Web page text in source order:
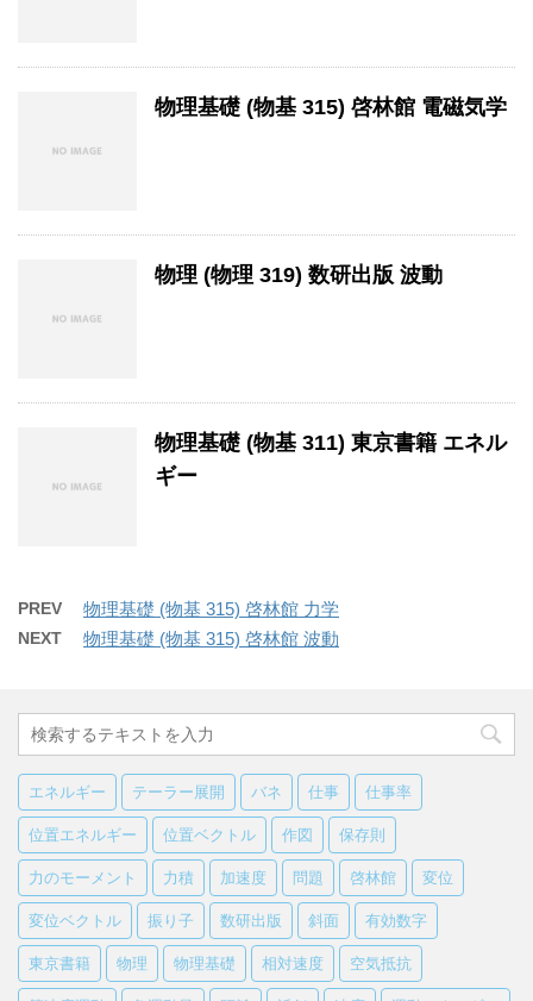
物理基礎 (物基 315) 啓林館 電磁気学
物理 (物理 319) 数研出版 波動
物理基礎 (物基 311) 東京書籍 エネル
ギー
PREV 物理基礎 (物基 315) 啓林館 力学
NEXT 物理基礎 (物基 315) 啓林館 波動
エネルギー テーラー展開 バネ 仕事 仕事率
位置エネルギー 位置ベクトル 作図 保存則
力のモーメント 力積 加速度 問題 啓林館 変位
変位ベクトル 振り子 数研出版 斜面 有効数字
東京書籍 物理 物理基礎 相対速度 空気抵抗